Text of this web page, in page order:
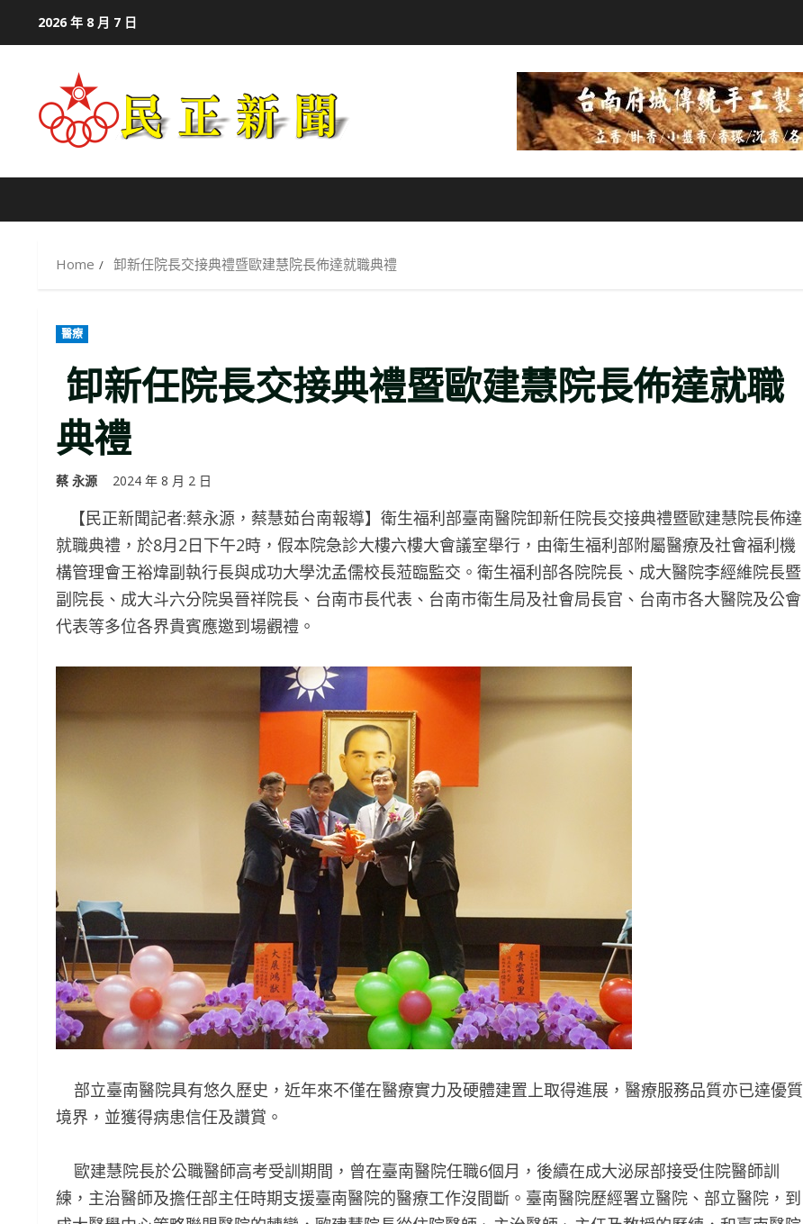
2026 年 8 月 7 日
Home 卸新任院長交接典禮暨歐建慧院長佈達就職典禮
醫療
卸新任院長交接典禮暨歐建慧院長佈達就職
典禮
蔡 永源 2024 年 8 月 2 日
【民正新聞記者:蔡永源，蔡慧茹台南報導】衛生福利部臺南醫院卸新任院長交接典禮暨歐建慧院長佈達
就職典禮，於8月2日下午2時，假本院急診大樓六樓大會議室舉行，由衛生福利部附屬醫療及社會福利機
構管理會王裕煒副執行長與成功大學沈孟儒校長蒞臨監交。衛生福利部各院院長、成大醫院李經維院長暨
副院長、成大斗六分院吳晉祥院長、台南市長代表、台南市衛生局及社會局長官、台南市各大醫院及公會
代表等多位各界貴賓應邀到場觀禮。
部立臺南醫院具有悠久歷史，近年來不僅在醫療實力及硬體建置上取得進展，醫療服務品質亦已達優質
境界，並獲得病患信任及讚賞。
歐建慧院長於公職醫師高考受訓期間，曾在臺南醫院任職6個月，後續在成大泌尿部接受住院醫師訓
練，主治醫師及擔任部主任時期支援臺南醫院的醫療工作沒間斷。臺南醫院歷經署立醫院、部立醫院，到